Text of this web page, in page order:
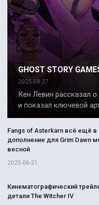
GHOST STORY
2025-08-27
Кен Левин рассказал
и показал ключевой
Fangs of Asterkarn всё ещё в
дополнение для Grim Dawn
весной
2025-06-21
Кинематографический
детали The Witcher IV